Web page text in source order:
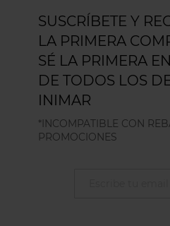
SUSCRÍBETE Y
LA PRIMERA
SÉ LA PRIMERA
DE TODOS LOS
INIMAR
*INCOMPATIBLE CON
PROMOCIONES